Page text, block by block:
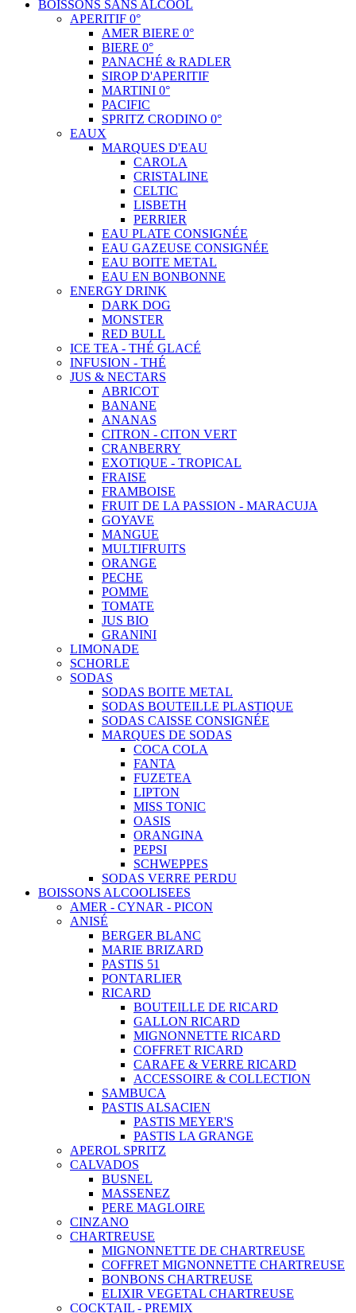
BOISSONS SANS ALCOOL
APERITIF 0°
AMER BIERE 0°
BIERE 0°
PANACHÉ & RADLER
SIROP D'APERITIF
MARTINI 0°
PACIFIC
SPRITZ CRODINO 0°
EAUX
MARQUES D'EAU
CAROLA
CRISTALINE
CELTIC
LISBETH
PERRIER
EAU PLATE CONSIGNÉE
EAU GAZEUSE CONSIGNÉE
EAU BOITE METAL
EAU EN BONBONNE
ENERGY DRINK
DARK DOG
MONSTER
RED BULL
ICE TEA - THÉ GLACÉ
INFUSION - THÉ
JUS & NECTARS
ABRICOT
BANANE
ANANAS
CITRON - CITON VERT
CRANBERRY
EXOTIQUE - TROPICAL
FRAISE
FRAMBOISE
FRUIT DE LA PASSION - MARACUJA
GOYAVE
MANGUE
MULTIFRUITS
ORANGE
PECHE
POMME
TOMATE
JUS BIO
GRANINI
LIMONADE
SCHORLE
SODAS
SODAS BOITE METAL
SODAS BOUTEILLE PLASTIQUE
SODAS CAISSE CONSIGNÉE
MARQUES DE SODAS
COCA COLA
FANTA
FUZETEA
LIPTON
MISS TONIC
OASIS
ORANGINA
PEPSI
SCHWEPPES
SODAS VERRE PERDU
BOISSONS ALCOOLISEES
AMER - CYNAR - PICON
ANISÉ
BERGER BLANC
MARIE BRIZARD
PASTIS 51
PONTARLIER
RICARD
BOUTEILLE DE RICARD
GALLON RICARD
MIGNONNETTE RICARD
COFFRET RICARD
CARAFE & VERRE RICARD
ACCESSOIRE & COLLECTION
SAMBUCA
PASTIS ALSACIEN
PASTIS MEYER'S
PASTIS LA GRANGE
APEROL SPRITZ
CALVADOS
BUSNEL
MASSENEZ
PERE MAGLOIRE
CINZANO
CHARTREUSE
MIGNONNETTE DE CHARTREUSE
COFFRET MIGNONNETTE CHARTREUSE
BONBONS CHARTREUSE
ELIXIR VEGETAL CHARTREUSE
COCKTAIL - PREMIX